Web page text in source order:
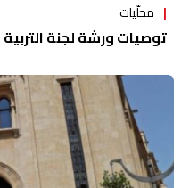
محلّيات
توصيات ورشة لجنة التربية